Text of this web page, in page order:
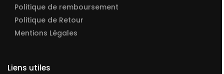
Politique de remboursement
Politique de Retour
Mentions Légales
Liens utiles